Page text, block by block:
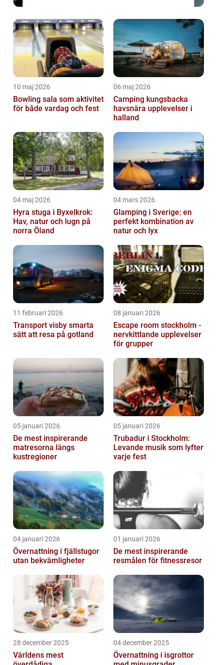
10 maj 2026
Bowling sala som aktivitet
för både vardag och fest
06 maj 2026
Camping kungsbacka
havsnära upplevelser i
halland
04 maj 2026
Hyra stuga i Byxelkrok:
Hav, natur och lugn på
norra Öland
04 mars 2026
Glamping i Sverige: en
perfekt kombination av
natur och lyx
11 februari 2026
Transport visby smarta
sätt att resa på gotland
08 januari 2026
Escape room stockholm -
nervkittlande upplevelser
för grupper
05 januari 2026
De mest inspirerande
matresorna längs
kustregioner
05 januari 2026
Trubadur i Stockholm:
Levande musik som lyfter
varje fest
04 januari 2026
Övernattning i fjällstugor
utan bekvämligheter
01 januari 2026
De mest inspirerande
resmålen för fitnessresor
28 december 2025
Världens mest
04 december 2025
Övernattning i isgrottor